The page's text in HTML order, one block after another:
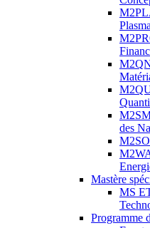
des
Mastère
MS
Programme